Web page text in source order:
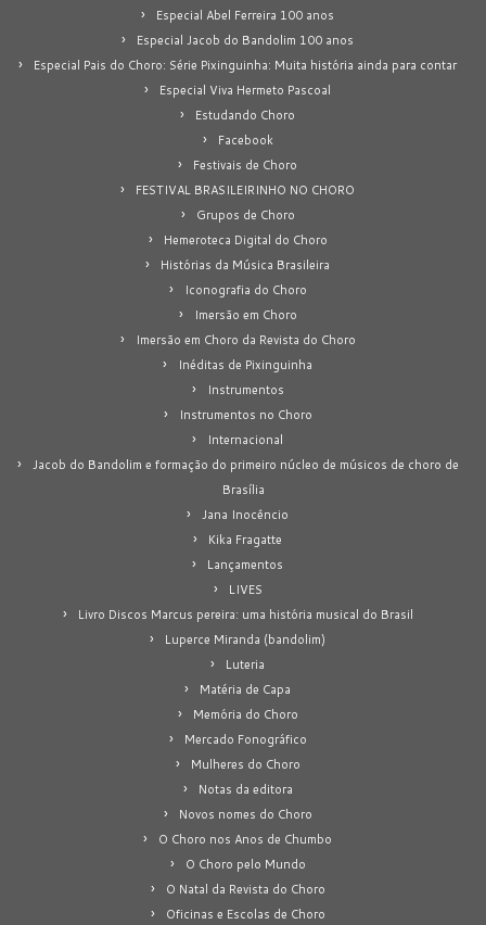
Especial Abel Ferreira 100 anos
Especial Jacob do Bandolim 100 anos
Especial Pais do Choro: Série Pixinguinha: Muita história ainda para contar
Especial Viva Hermeto Pascoal
Estudando Choro
Facebook
Festivais de Choro
FESTIVAL BRASILEIRINHO NO CHORO
Grupos de Choro
Hemeroteca Digital do Choro
Histórias da Música Brasileira
Iconografia do Choro
Imersão em Choro
Imersão em Choro da Revista do Choro
Inéditas de Pixinguinha
Instrumentos
Instrumentos no Choro
Internacional
Jacob do Bandolim e formação do primeiro núcleo de músicos de choro de
Brasília
Jana Inocêncio
Kika Fragatte
Lançamentos
LIVES
Livro Discos Marcus pereira: uma história musical do Brasil
Luperce Miranda (bandolim)
Luteria
Matéria de Capa
Memória do Choro
Mercado Fonográfico
Mulheres do Choro
Notas da editora
Novos nomes do Choro
O Choro nos Anos de Chumbo
O Choro pelo Mundo
O Natal da Revista do Choro
Oficinas e Escolas de Choro